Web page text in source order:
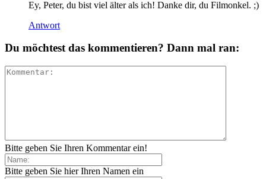
Ey, Peter, du bist viel älter als ich! Danke dir, du Filmonkel. ;)
Antwort
Du möchtest das kommentieren? Dann mal ran:
Bitte geben Sie Ihren Kommentar ein!
Bitte geben Sie hier Ihren Namen ein